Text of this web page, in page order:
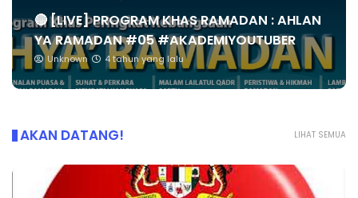
🔴 [LIVE] PROGRAM KHAS RAMADAN : AHLAN
YA RAMADAN #05 #AKADEMIYOUTUBER
Unknown 4 tahun yang lalu
LIHAT SEMUA
AKAN DATANG!